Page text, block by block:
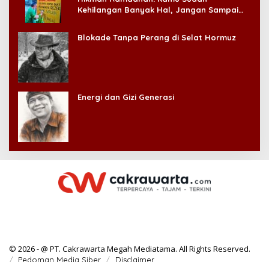
Kehilangan Banyak Hal, Jangan Sampai
Blokade Tanpa Perang di Selat Hormuz
Energi dan Gizi Generasi
© 2026 - @ PT. Cakrawarta Megah Mediatama. All Rights Reserved.
Pedoman Media Siber Disclaimer